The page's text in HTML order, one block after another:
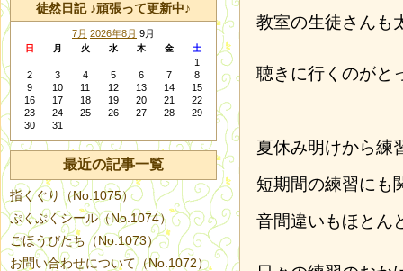
教室の生徒さんも
聴きに行くのがと
夏休み明けから練
短期間の練習にも
音間違いもほとん
徒然日記 ♪頑張って更新中♪
7月 2026年8月 9月
日 月 火 水 木 金 土
1
2
3 4 5 6 7
8
9
10 11 12 13 14
15
16
17 18 19 20 21
22
23
24 25 26 27 28
29
30
31
最近の記事一覧
指くぐり（No.1075）
ぷくぷくシール（No.1074）
ごほうびたち（No.1073）
お問い合わせについて（No.1072）